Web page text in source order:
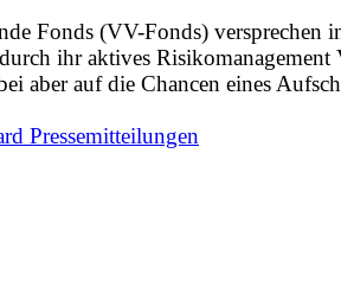
Fonds (VV-Fonds) versprechen
ihr aktives Risikomanagement
aber auf die Chancen eines
Pressemitteilungen